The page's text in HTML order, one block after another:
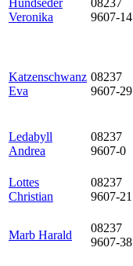
Hundseder
Veronika
08237
9607-14
Katzenschwanz
Eva
08237
9607-29
Ledabyll
Andrea
08237
9607-0
Lottes
Christian
08237
9607-21
Marb Harald
08237
9607-38